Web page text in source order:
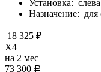
Установка: слева
Назначение: для
18 325 ₽
X4
на 2 мес
73 300 Р